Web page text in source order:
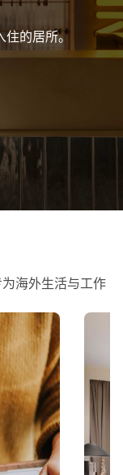
住的居所。
海外生活与工作